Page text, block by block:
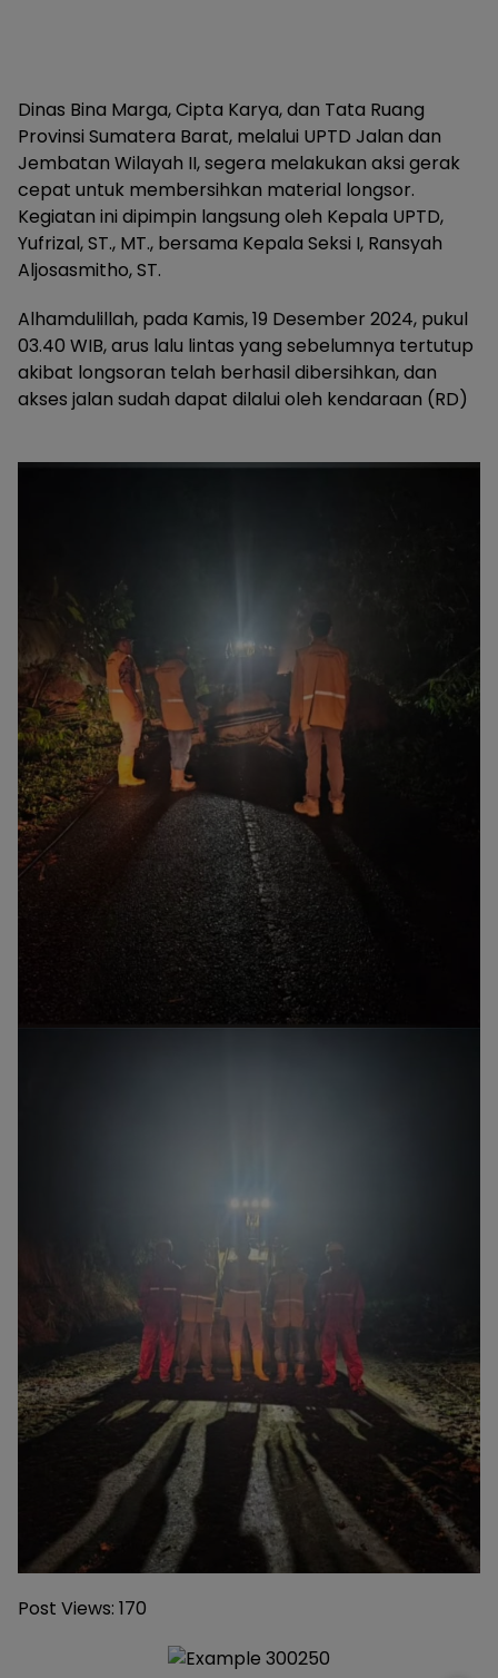
Dinas Bina Marga, Cipta Karya, dan Tata Ruang
Provinsi Sumatera Barat, melalui UPTD Jalan dan
Jembatan Wilayah II, segera melakukan aksi gerak
cepat untuk membersihkan material longsor.
Kegiatan ini dipimpin langsung oleh Kepala UPTD,
Yufrizal, ST., MT., bersama Kepala Seksi I, Ransyah
Aljosasmitho, ST.
Alhamdulillah, pada Kamis, 19 Desember 2024, pukul
03.40 WIB, arus lalu lintas yang sebelumnya tertutup
akibat longsoran telah berhasil dibersihkan, dan
akses jalan sudah dapat dilalui oleh kendaraan (RD)
Post Views: 170